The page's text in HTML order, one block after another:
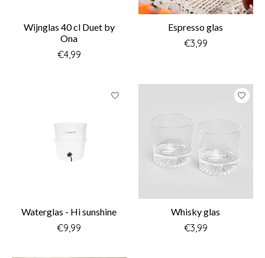
Wijnglas 40 cl Duet by
Ona
€4,99
Espresso glas
€3,99
Waterglas - Hi sunshine
€9,99
Whisky glas
€3,99